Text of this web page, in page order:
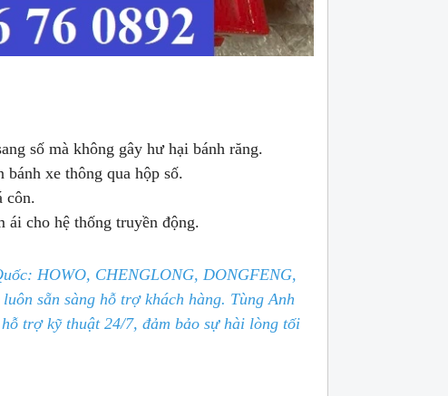
số mà không gây hư hại bánh răng.
xe thông qua hộp số.
côn.
ái cho hệ thống truyền động.
HOWO, CHENGLONG, DONGFENG,
sẵn sàng hỗ trợ khách hàng. Tùng Anh
trợ kỹ thuật 24/7, đảm bảo sự hài lòng tối